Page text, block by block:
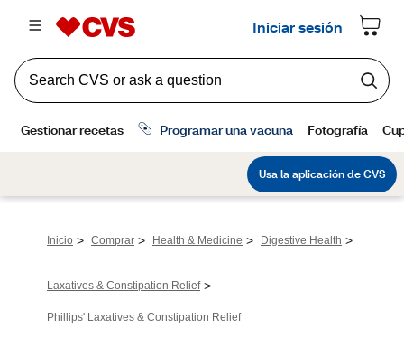
Inicio > Comprar > Health & Medicine > Digestive Health >
Laxatives & Constipation Relief >
Phillips' Laxatives & Constipation Relief